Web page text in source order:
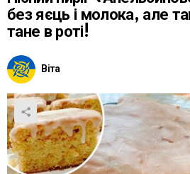
без яєць і молока, але
тане в роті!
Віта